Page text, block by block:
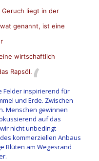
liegt in der
genannt, ist eine
wirtschaftlich
Rapsöl.
Felder inspirierend für
und Erde. Zwischen
Menschen gewinnen
auf das
nicht unbedingt
kommerziellen Anbaus
Blüten am Wegesrand